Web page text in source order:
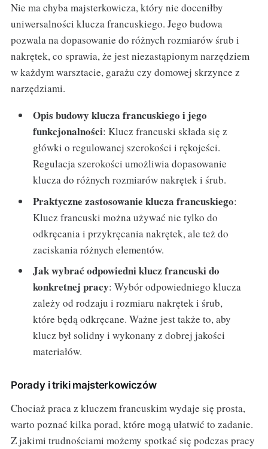
Nie ma chyba majsterkowicza, który nie doceniłby
uniwersalności klucza francuskiego. Jego budowa
pozwala na dopasowanie do różnych rozmiarów śrub i
nakrętek, co sprawia, że jest niezastąpionym narzędziem
w każdym warsztacie, garażu czy domowej skrzynce z
narzędziami.
Opis budowy klucza francuskiego i jego
funkcjonalności: Klucz francuski składa się z
główki o regulowanej szerokości i rękojeści.
Regulacja szerokości umożliwia dopasowanie
klucza do różnych rozmiarów nakrętek i śrub.
Praktyczne zastosowanie klucza francuskiego:
Klucz francuski można używać nie tylko do
odkręcania i przykręcania nakrętek, ale też do
zaciskania różnych elementów.
Jak wybrać odpowiedni klucz francuski do
konkretnej pracy: Wybór odpowiedniego klucza
zależy od rodzaju i rozmiaru nakrętek i śrub,
które będą odkręcane. Ważne jest także to, aby
klucz był solidny i wykonany z dobrej jakości
materiałów.
Porady i triki majsterkowiczów
Chociaż praca z kluczem francuskim wydaje się prosta,
warto poznać kilka porad, które mogą ułatwić to zadanie.
Z jakimi trudnościami możemy spotkać się podczas pracy